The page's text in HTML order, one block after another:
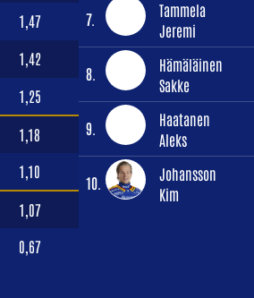
1,47
1,42
1,25
1,18
1,10
1,07
0,67
7.
Tammela
Jeremi
8.
Hämäläinen
Sakke
9.
Haatanen
Aleks
10.
Johansson
Kim